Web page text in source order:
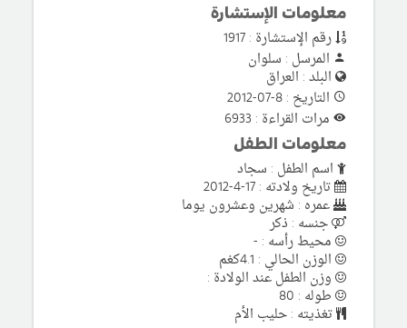
معلومات الإستشارة
رقم الإستشارة : 1917
المرسل : سلوان
البلد : العراق
التاريخ : 8-07-2012
مرات القراءة : 6933
معلومات الطفل
اسم الطفل : سجاد
تاريخ ولادته : 17-4-2012
عمره : شهرين وعشرون يوما
جنسه : ذكر
محيط رأسه : -
الوزن الحالي : 4.1كغم
وزن الطفل عند الولادة :
طوله : 80
تغذيته : حليب الأم